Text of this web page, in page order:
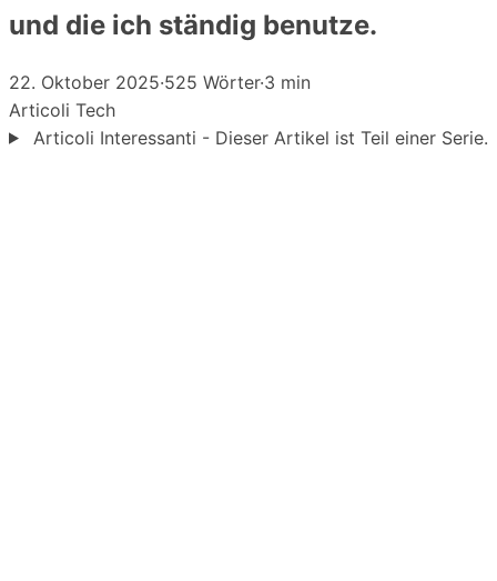
und die ich ständig benutze.
22. Oktober 2025·525 Wörter·3 min
Articoli Tech
Articoli Interessanti - Dieser Artikel ist Teil einer Serie.